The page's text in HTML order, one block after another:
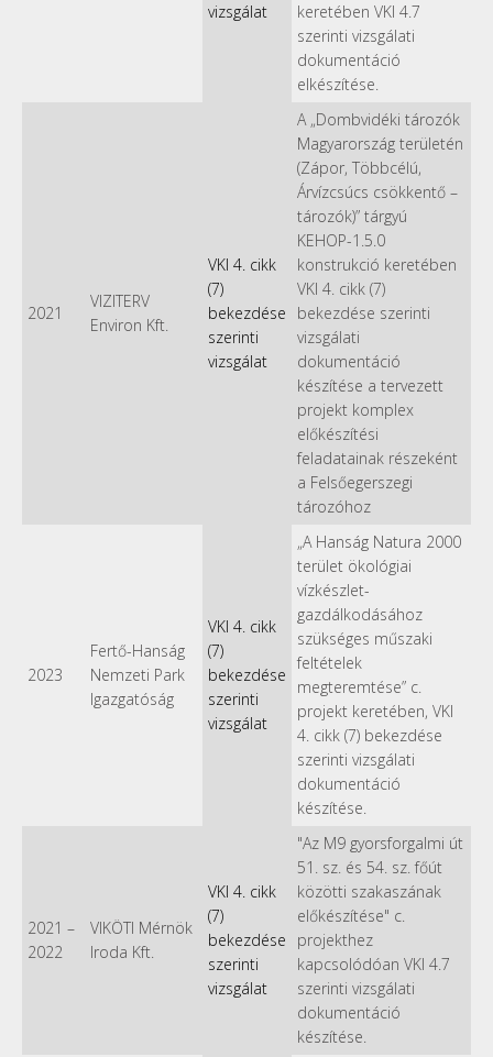
vizsgálat
keretében VKI 4.7
szerinti vizsgálati
dokumentáció
elkészítése.
2021
VIZITERV
Environ Kft.
VKI 4. cikk
(7)
bekezdése
szerinti
vizsgálat
A „Dombvidéki tározók
Magyarország területén
(Zápor, Többcélú,
Árvízcsúcs csökkentő –
tározók)” tárgyú
KEHOP-1.5.0
konstrukció keretében
VKI 4. cikk (7)
bekezdése szerinti
vizsgálati
dokumentáció
készítése a tervezett
projekt komplex
előkészítési
feladatainak részeként
a Felsőegerszegi
tározóhoz
2023
Fertő-Hanság
Nemzeti Park
Igazgatóság
VKI 4. cikk
(7)
bekezdése
szerinti
vizsgálat
„A Hanság Natura 2000
terület ökológiai
vízkészlet-
gazdálkodásához
szükséges műszaki
feltételek
megteremtése” c.
projekt keretében, VKI
4. cikk (7) bekezdése
szerinti vizsgálati
dokumentáció
készítése.
2021 –
2022
VIKÖTI Mérnök
Iroda Kft.
VKI 4. cikk
(7)
bekezdése
szerinti
vizsgálat
"Az M9 gyorsforgalmi út
51. sz. és 54. sz. főút
közötti szakaszának
előkészítése" c.
projekthez
kapcsolódóan VKI 4.7
szerinti vizsgálati
dokumentáció
készítése.